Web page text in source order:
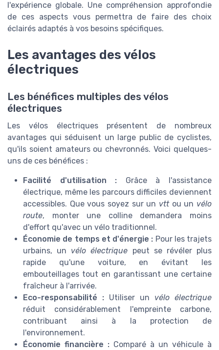
l'expérience globale. Une compréhension approfondie
de ces aspects vous permettra de faire des choix
éclairés adaptés à vos besoins spécifiques.
Les avantages des vélos
électriques
Les bénéfices multiples des vélos
électriques
Les vélos électriques présentent de nombreux
avantages qui séduisent un large public de cyclistes,
qu'ils soient amateurs ou chevronnés. Voici quelques-
uns de ces bénéfices :
Facilité d'utilisation : Grâce à l'assistance
électrique, même les parcours difficiles deviennent
accessibles. Que vous soyez sur un vttou un vélo
route, monter une colline demandera moins
d'effort qu'avec un vélo traditionnel.
Économie de temps et d'énergie : Pour les trajets
urbains, un vélo électrique peut se révéler plus
rapide qu'une voiture, en évitant les
embouteillages tout en garantissant une certaine
fraîcheur à l'arrivée.
Eco-responsabilité : Utiliser un vélo électrique
réduit considérablement l'empreinte carbone,
contribuant ainsi à la protection de
l'environnement.
Économie financière : Comparé à un véhicule à